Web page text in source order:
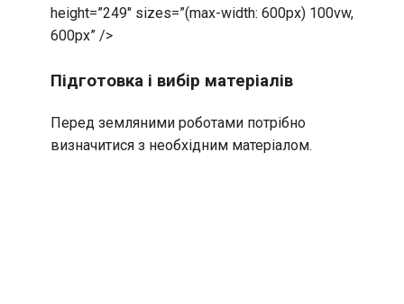
height=”249″ sizes=”(max-width: 600px) 100vw,
600px” />
Підготовка і вибір матеріалів
Перед земляними роботами потрібно
визначитися з необхідним матеріалом.